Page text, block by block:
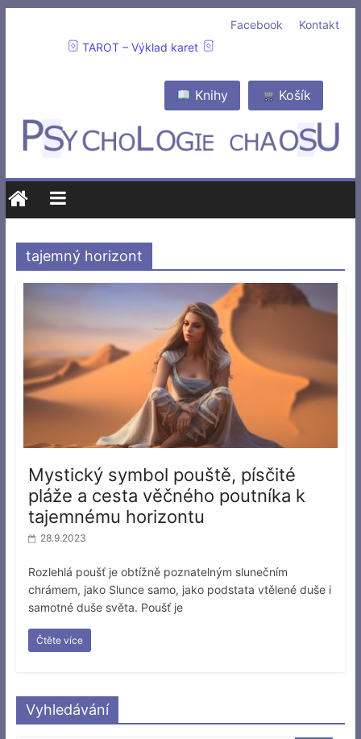
Kontakt
Facebook
TAROT – Výklad karet
Košík
Knihy
tajemný horizont
Mystický symbol pouště, písčité
pláže a cesta věčného poutníka k
tajemnému horizontu
28.9.2023
Rozlehlá poušť je obtížně poznatelným slunečním
chrámem, jako Slunce samo, jako podstata vtělené duše i
samotné duše světa. Poušť je
Čtěte více
Vyhledávání